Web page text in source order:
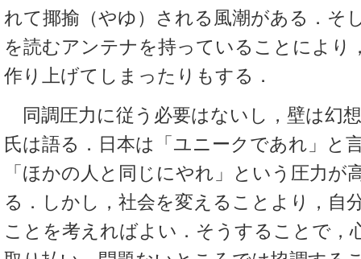
れて揶揄（やゆ）される風潮がある．そ
を読むアンテナを持っていることにより
作り上げてしまったりもする．
同調圧力に従う必要はないし，壁は幻
氏は語る．日本は「ユニークであれ」と
「ほかの人と同じにやれ」という圧力が
る．しかし，社会を変えることより，自
ことを考えればよい．そうすることで，